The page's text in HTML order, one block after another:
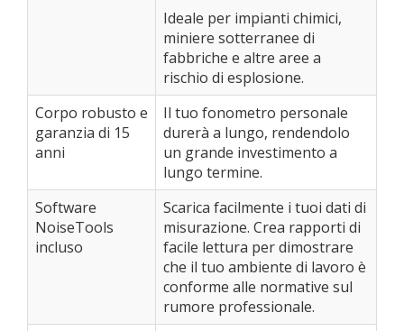
Ideale per impianti chimici,
miniere sotterranee di
fabbriche e altre aree a
rischio di esplosione.
Corpo robusto e
garanzia di 15
anni
Il tuo fonometro personale
durerà a lungo, rendendolo
un grande investimento a
lungo termine.
Software
NoiseTools
incluso
Scarica facilmente i tuoi dati di
misurazione. Crea rapporti di
facile lettura per dimostrare
che il tuo ambiente di lavoro è
conforme alle normative sul
rumore professionale.